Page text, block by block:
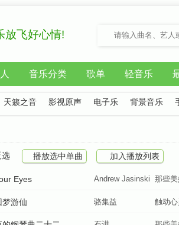
放飞好心情!
音乐分类 歌单 轻音乐
天籁之音 影视原声 电子乐 背景音乐
选 播放选中单曲 加入播放列表
Eyes Andrew Jasinski 那些
梦游仙 骆集益 触动